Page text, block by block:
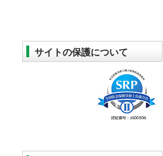
サイトの保護について